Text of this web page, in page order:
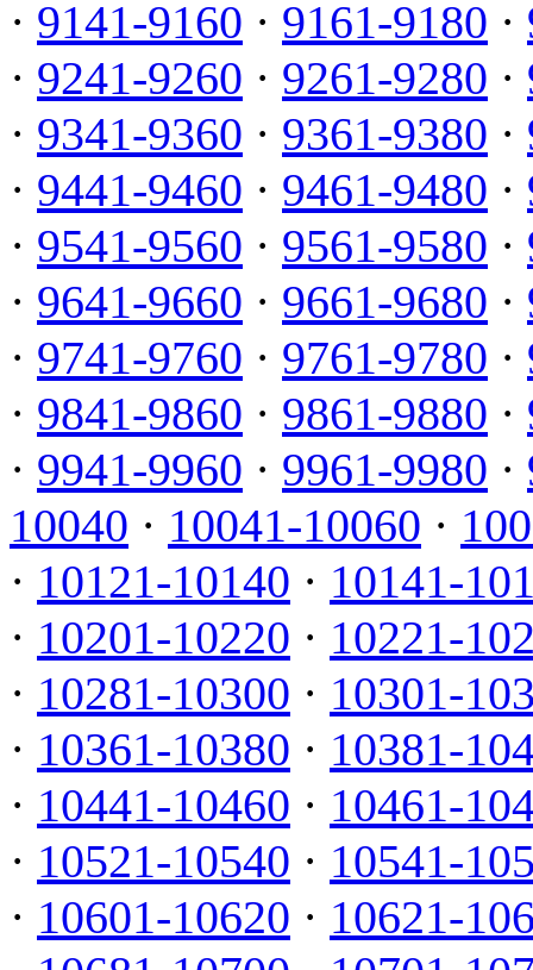
· 9141-9160 · 9161-9180 ·
· 9241-9260 · 9261-9280 ·
· 9341-9360 · 9361-9380 ·
· 9441-9460 · 9461-9480 ·
· 9541-9560 · 9561-9580 ·
· 9641-9660 · 9661-9680 ·
· 9741-9760 · 9761-9780 ·
· 9841-9860 · 9861-9880 ·
· 9941-9960 · 9961-9980 ·
10040 · 10041-10060 ·
· 10121-10140 · 10141-
· 10201-10220 · 10221-
· 10281-10300 · 10301-
· 10361-10380 · 10381-
· 10441-10460 · 10461-
· 10521-10540 · 10541-
· 10601-10620 · 10621-